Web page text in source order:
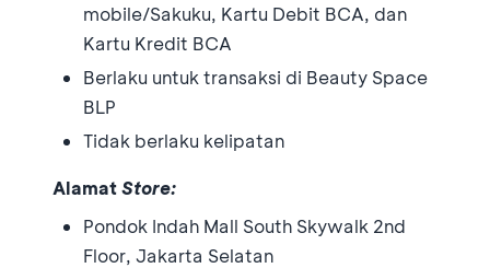
mobile/Sakuku, Kartu Debit BCA, dan
Kartu Kredit BCA
Berlaku untuk transaksi di Beauty Space
BLP
Tidak berlaku kelipatan
AlamatStore:
Pondok Indah Mall South Skywalk 2nd
Floor, Jakarta Selatan